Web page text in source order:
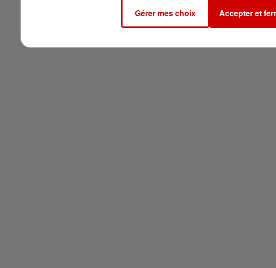
Gérer mes choix Accepter et